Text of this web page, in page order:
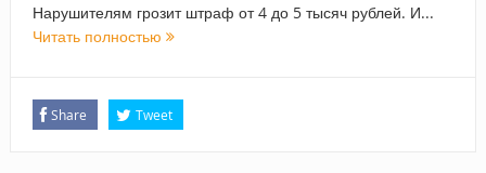
Нарушителям грозит штраф от 4 до 5 тысяч рублей. И...
Читать полностью
Share Tweet